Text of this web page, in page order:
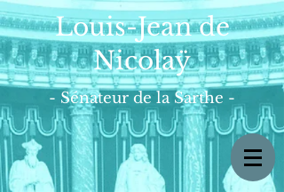
Louis-Jean de
Nicolaÿ
- Sénateur de la Sarthe -